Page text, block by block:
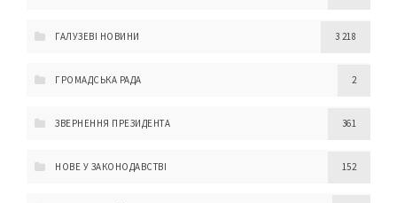
ГАЛУЗЕВІ НОВИНИ 3 218
ГРОМАДСЬКА РАДА 2
ЗВЕРНЕННЯ ПРЕЗИДЕНТА 361
НОВЕ У ЗАКОНОДАВСТВІ 152